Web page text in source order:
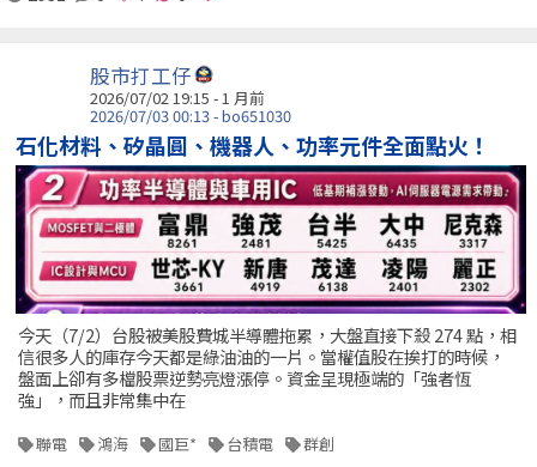
股市打工仔
2026/07/02 19:15 - 1 月前
2026/07/03 00:13 - bo651030
石化材料、矽晶圓、機器人、功率元件全面點火！
今天（7/2）台股被美股費城半導體拖累，大盤直接下殺 274 點，相
信很多人的庫存今天都是綠油油的一片。當權值股在挨打的時候，
盤面上卻有多檔股票逆勢亮燈漲停。資金呈現極端的「強者恆
強」，而且非常集中在
聯電 鴻海 國巨* 台積電 群創